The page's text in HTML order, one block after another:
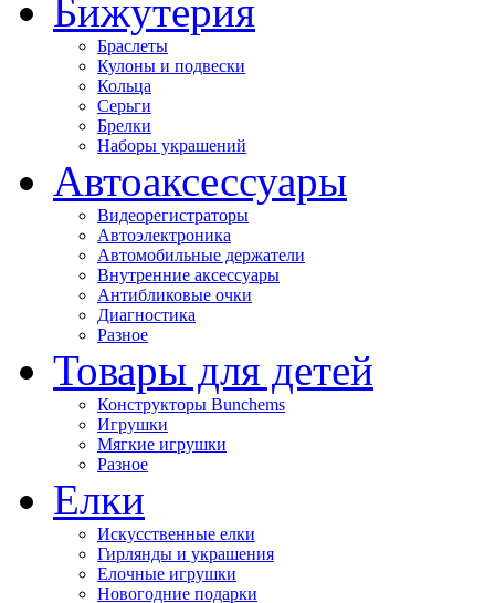
Бижутерия
Браслеты
Кулоны и подвески
Кольца
Серьги
Брелки
Наборы украшений
Автоаксессуары
Видеорегистраторы
Автоэлектроника
Автомобильные держатели
Внутренние аксессуары
Антибликовые очки
Диагностика
Разное
Товары для детей
Конструкторы Bunchems
Игрушки
Мягкие игрушки
Разное
Елки
Искусственные елки
Гирлянды и украшения
Елочные игрушки
Новогодние подарки